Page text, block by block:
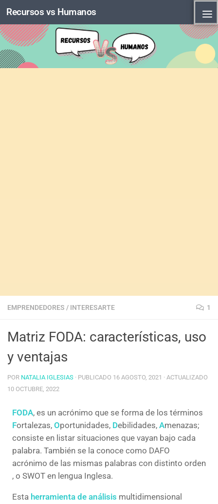
Skip to content
Recursos vs Humanos
EMPRENDEDORES / INTERESARTE 1
Matriz FODA: características, uso
y ventajas
POR NATALIA IGLESIAS · PUBLICADO 16 AGOSTO, 2021 · ACTUALIZADO
10 OCTUBRE, 2022
FODA, es un acrónimo que se forma de los términos
Fortalezas, Oportunidades, Debilidades, Amenazas;
consiste en listar situaciones que vayan bajo cada
palabra. También se la conoce como DAFO
acrónimo de las mismas palabras con distinto orden
, o SWOT en lengua Inglesa.
Esta herramienta de análisis multidimensional